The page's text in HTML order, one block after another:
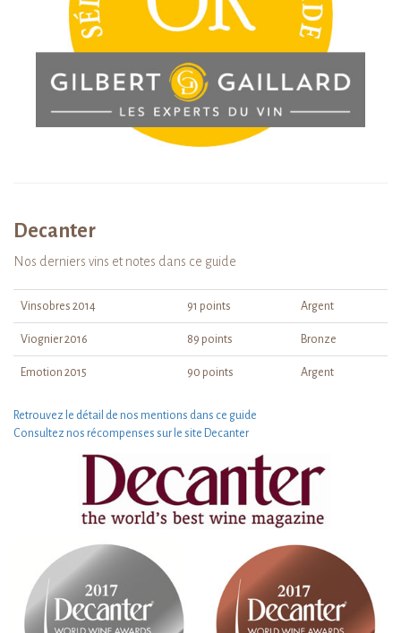
Decanter
Nos derniers vins et notes dans ce guide
Vinsobres 2014 91 points Argent
Viognier 2016 89 points Bronze
Emotion 2015 90 points Argent
Retrouvez le détail de nos mentions dans ce guide
Consultez nos récompenses sur le site Decanter